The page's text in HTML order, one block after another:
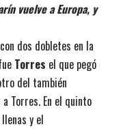
vuelve a Europa, y
dos dobletes en la
Torres el que pegó
del también
Torres. En el quinto
y el